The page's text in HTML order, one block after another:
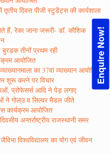
Enquire Now!
तृतीय दिवस पीजी स्टुडेंट्स की कार्यशाला
हैं, रेका जाना जरूरी- डॉ. कौशिक
व बुरड़क तीनों प्रथम रही
आयोजित
का 37वां व्याख्यान आयोजित
शुरू करने पर विचार
प्रोफेसर्स आदि ने पेड़ लगाए
ने गोल्उ व सिल्वर मैडल जीते
कार्यक्रम आयोजित
अन्तर्राष्ट्रीय राजस्थानी समर
विश्वविद्यालय का योग एवं जीवन